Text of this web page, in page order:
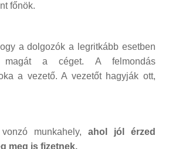
főnök.
a dolgozók a legritkább esetben
magát a céget. A felmondás
a vezető. A vezetőt hagyják ott,
munkahely, ahol jól érzed
meg is fizetnek.